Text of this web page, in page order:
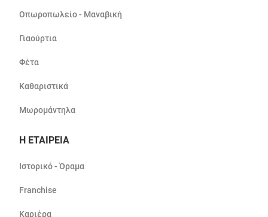
Οπωροπωλείο - Μαναβική
Γιαούρτια
Φέτα
Καθαριστικά
Μωρομάντηλα
Η ΕΤΑΙΡΕΙΑ
Ιστορικό - Όραμα
Franchise
Καριέρα